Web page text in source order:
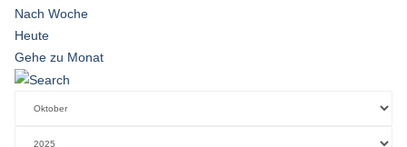
Nach Woche
Heute
Gehe zu Monat